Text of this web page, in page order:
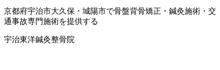
京都府宇治市大久保・城陽市で骨盤背骨矯正・鍼灸施術・交
通事故専門施術を提供する
宇治東洋鍼灸整骨院